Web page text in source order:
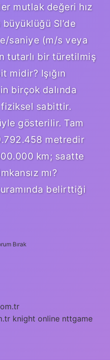
mutlak değeri hız
büyüklüğü SI’de
saniye (m/s veya
tutarlı bir türetilmiş
midir? Işığın
birçok dalında
fiziksel sabittir.
gösterilir. Tam
metredir
km; saatte
mı?
belirttiği
Bırak
knight online nttgame